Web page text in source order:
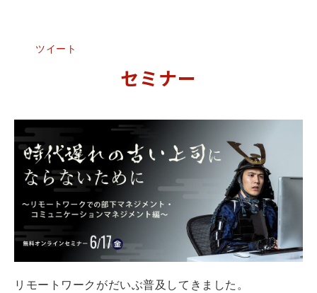
ツイート
セミナー
リモートワークがだいぶ普及してきました。